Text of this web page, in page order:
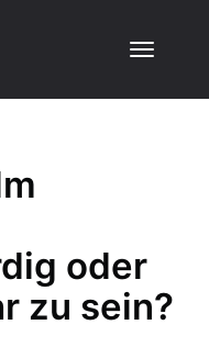
oder
zu sein?